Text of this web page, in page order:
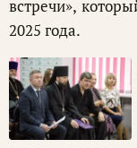
встречи»,
2025 года.